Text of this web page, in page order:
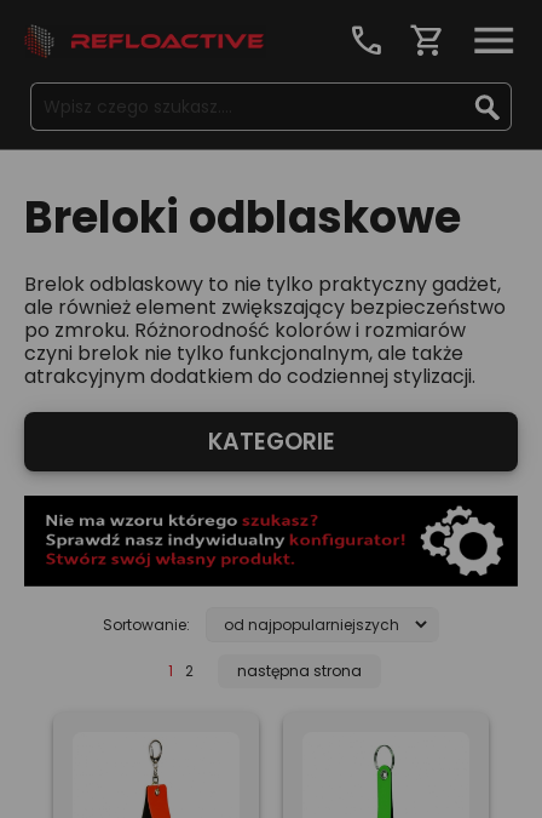
call shopping_cart
Breloki odblaskowe
Brelok odblaskowy to nie tylko praktyczny gadżet,
ale również element zwiększający bezpieczeństwo
po zmroku. Różnorodność kolorów i rozmiarów
czyni brelok nie tylko funkcjonalnym, ale także
atrakcyjnym dodatkiem do codziennej stylizacji.
KATEGORIE
Sortowanie:
1 2 następna strona